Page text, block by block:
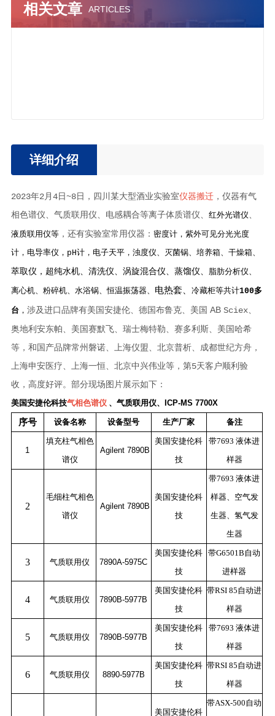
相关文章 ARTICLES
详细介绍
2023年2月4日~8日，四川某大型酒业实验室仪器搬迁，仪器有气
相色谱仪、气质联用仪、电感耦合等离子体质谱仪、 红外光谱仪、
液质联用仪等，还有实验室常用仪器： 密度计，紫外可见分光光度
计，电导率仪， pH计， 电子天平，浊度仪、灭菌锅、培养箱、干燥箱、
萃取仪，超纯水机、清洗仪、涡旋混合仪、蒸馏仪、 脂肪分析仪、
离心机、粉碎机、 水浴锅、恒温振荡器、 电热套、 冷藏柜等共计100多
台 ， 涉及进口品牌有美国安捷伦、德国布鲁克、美国 AB Sciex、
奥地利安东帕、美国赛默飞、瑞士梅特勒、赛多利斯、美国哈希
等，和国产品牌常州磐诺、上海仪盟、北京普析、成都世纪方舟，
上海申安医疗、上海一恒、北京中兴伟业等，第5天客户顺利验
收，高度好评。部分现场图片展示如下：
美国安捷伦科技气相色谱仪、气质联用仪、 ICP-MS 7700X
序号 设备名称 设备型号 生产厂家 备注
1
填充柱气相色
谱仪
Agilent 7890B
美国安捷伦科
技
带7693液体进
样器
2
毛细柱气相色
谱仪
Agilent 7890B
美国安捷伦科
技
带7693 液体进
样器、空气发
生器、氢气发
生器
3 气质联用仪 7890A-5975C
美国安捷伦科
技
带G6501B自动
进样器
4 气质联用仪 7890B-5977B
美国安捷伦科
技
带RSI 85自动进
样器
5 气质联用仪 7890B-5977B
美国安捷伦科
技
带7693液体进
样器
6 气质联用仪 8890-5977B
美国安捷伦科
技
带RSI 85自动进
样器
美国安捷伦科
带ASX-500自动